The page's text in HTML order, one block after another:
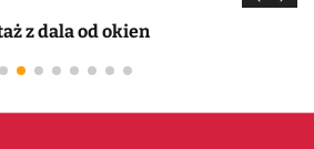
z dala od okien